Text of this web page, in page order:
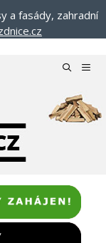
a fasády, zahradní
Menu